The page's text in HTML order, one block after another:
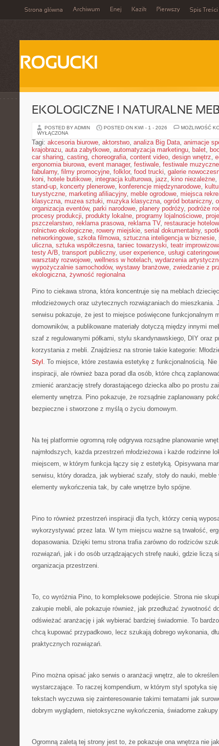
Strona główna Archiwum Enej Kazik Pierwszy Spis Treści
ROGUCKI
EKOLOGICZNE I NATURALNE
POSTED BY ADMIN POSTED ON KWI - 1 - 2026
MOŻLIWOŚĆ
WYŁĄCZONA
Tagi: akcesoria biurowe, aktorstwo, analiza Big Data, animacje
krajobrazu, auta zabytkowe, automatyzacja marketingu, balet,
car sharing, casting, choreografia, content video, design wnętrz,
ergonomia biurowa, event manager, festiwale, festiwale muzyczne
fabularny, filmy promocyjne, folklor, food trucki, galerie
koni, hotele butikowe, integracja kulturowa, jazz, kino niezależne,
stand-up, koncerty plenerowe, konferencje międzynarodowe,
turystyczne, marketing afiliacyjny, meble ogrodowe, miejsca
klasyczna, muzea sztuki, muzyka klasyczna, ogród botaniczny,
organizacja eventów, parki narodowe, planery podróży, podróże
procesy produkcji, produkty lokalne, programy lojalnościowe,
pszczelarstwo, reklama prasowa, reklama TV, restauracje
rolnictwo ekologiczne, rowery miejskie, serial dokumentalny,
networkingowe, szkoła filmowa, sztuczna inteligencja w biznesie,
uliczna, sztuka współczesna, taniec towarzyski, teatr
testy A/B, transport publiczny, user experience, usługi
warsztaty rozwojowe, wellness w hotelach, wydarzenia
wypożyczalnie samochodów, wystawy branżowe, zwiedzanie z
ekologiczna, żywność regionalna
Pino to ciekawa strona, która koncentruje się na meblach
młodzieżowych oraz użytecznych rozwiązaniach do mieszkania.
serwisu pokazuje, że jest to miejsce poświęcone funkcjonalnym
domowników, a publikowane materiały dotyczą między innymi
szaf z regulowanymi półkami, stylu skandynawskiego, DIY oraz
korzystania z mebli. Znajdziesz na stronie takie kategorie:
Styl . To miejsce, które zestawia estetykę z funkcjonalnością. Nie
inspiracji, ale również baza porad dla osób, które chcą
zmienić aranżację strefy dorastającego dziecka albo po prostu
elementy wnętrza. Pino pokazuje, że rozsądnie zaplanowany
bezpieczne i stworzone z myślą o życiu domowym.
Na tej platformie ogromną rolę odgrywa rozsądne planowanie
najmłodszych, każda przestrzeń młodzieżowa i każde rodzinne
miejscem, w którym funkcja łączy się z estetyką. Opisywana
serwisu, który doradza, jak wybierać szafy, stoły do nauki,
elementy wykończenia tak, by całe wnętrze było spójne.
Pino to również przestrzeń inspiracji dla tych, którzy cenią
wykorzystywać przez lata. W tym miejscu ważne są trwałość,
dopasowania. Dzięki temu strona trafia zarówno do rodziców
rozwiązań, jak i do osób urządzających strefę nauki, gdzie liczą
organizacja przestrzeni.
To, co wyróżnia Pino, to kompleksowe podejście. Strona nie
zakupie mebli, ale pokazuje również, jak przedłużać żywotność
odświeżać aranżację i jak wybierać bardziej świadomie. To
chcą kupować przypadkowo, lecz szukają dobrego wykonania,
praktycznych rozwiązań.
Pino można opisać jako serwis o aranżacji wnętrz, ale to
wystarczające. To raczej kompendium, w którym styl spotyka
tekstach wyczuwa się zainteresowanie takimi tematami jak
dobrym wyglądem, nietoksyczne wykończenia, świadome
Ogromną zaletą tej strony jest to, że pokazuje ona wnętrza nie